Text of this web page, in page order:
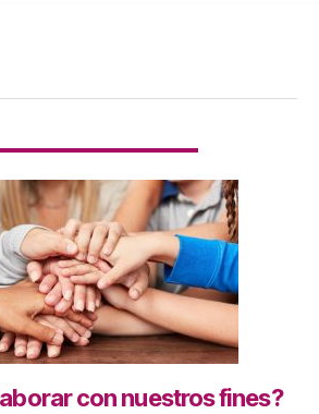
con nuestros fines?